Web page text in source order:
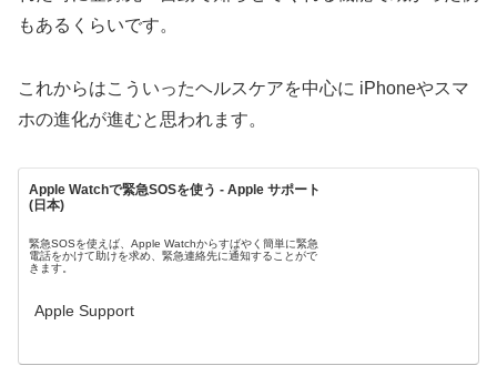
もあるくらいです。
これからはこういったヘルスケアを中心に iPhoneやスマ
ホの進化が進むと思われます。
Apple Watchで緊急SOSを使う - Apple サポート
(日本)
緊急SOSを使えば、Apple Watchからすばやく簡単に緊急
電話をかけて助けを求め、緊急連絡先に通知することがで
きます。
Apple Support